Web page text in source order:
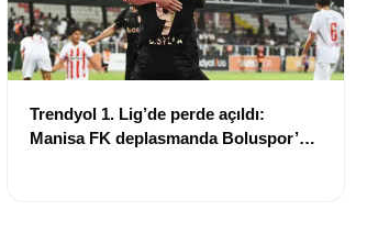
Trendyol 1. Lig’de perde açıldı:
Manisa FK deplasmanda Boluspor’u